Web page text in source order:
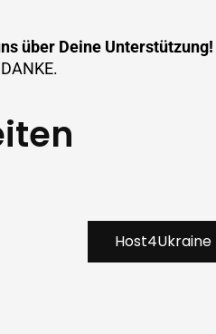
über Deine Unterstützung!
Host4Ukraine